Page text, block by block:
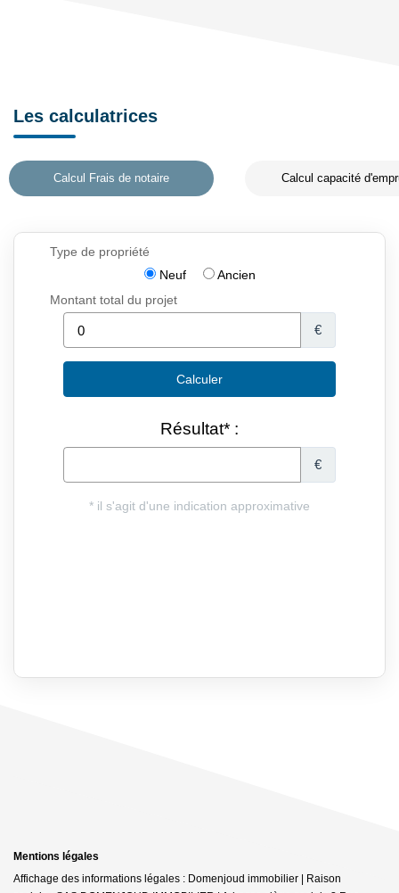
Les calculatrices
Calcul Frais de notaire Calcul capacité
Mentions légales
Affichage des informations légales : Domenjoud immobilier | Raison